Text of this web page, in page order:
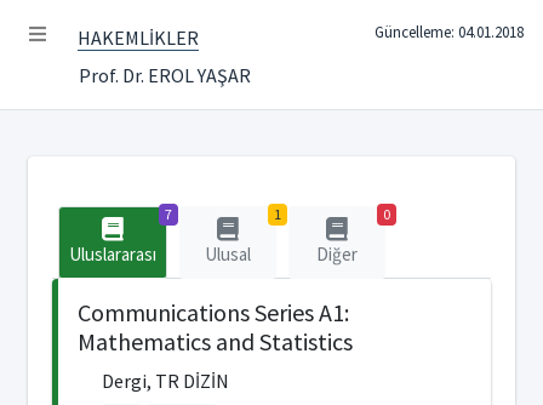
HAKEMLİKLER
Prof. Dr. EROL YAŞAR
Güncelleme: 04.01.2018
7
Uluslararası
1
Ulusal
0
Diğer
Communications Series A1:
Mathematics and Statistics
Dergi, TR DİZİN